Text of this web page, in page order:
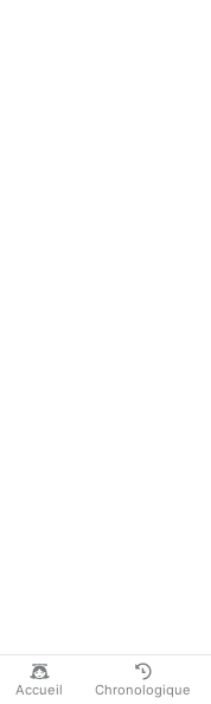
Accueil Chronologique